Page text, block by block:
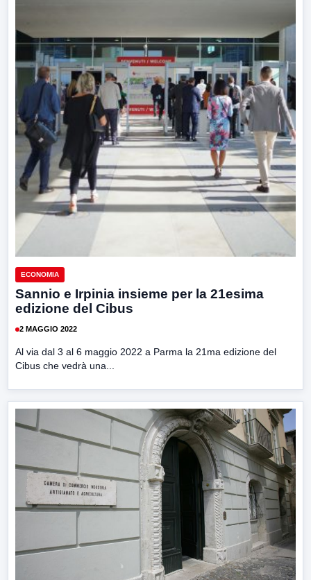
ECONOMIA
Sannio e Irpinia insieme per la 21esima
edizione del Cibus
2 MAGGIO 2022
Al via dal 3 al 6 maggio 2022 a Parma la 21ma edizione del
Cibus che vedrà una...